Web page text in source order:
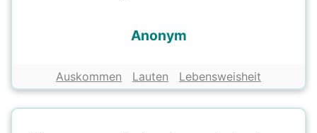
Anonym
Auskommen Lauten Lebensweisheit